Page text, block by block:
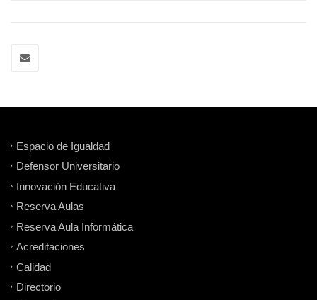
Espacio de Igualdad
Defensor Universitario
Innovación Educativa
Reserva Aulas
Reserva Aula Informática
Acreditaciones
Calidad
Directorio